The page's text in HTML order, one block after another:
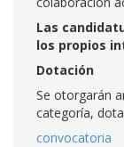
Las
los propios
Dotación
Se otorgarán
categoría,
convocatoria